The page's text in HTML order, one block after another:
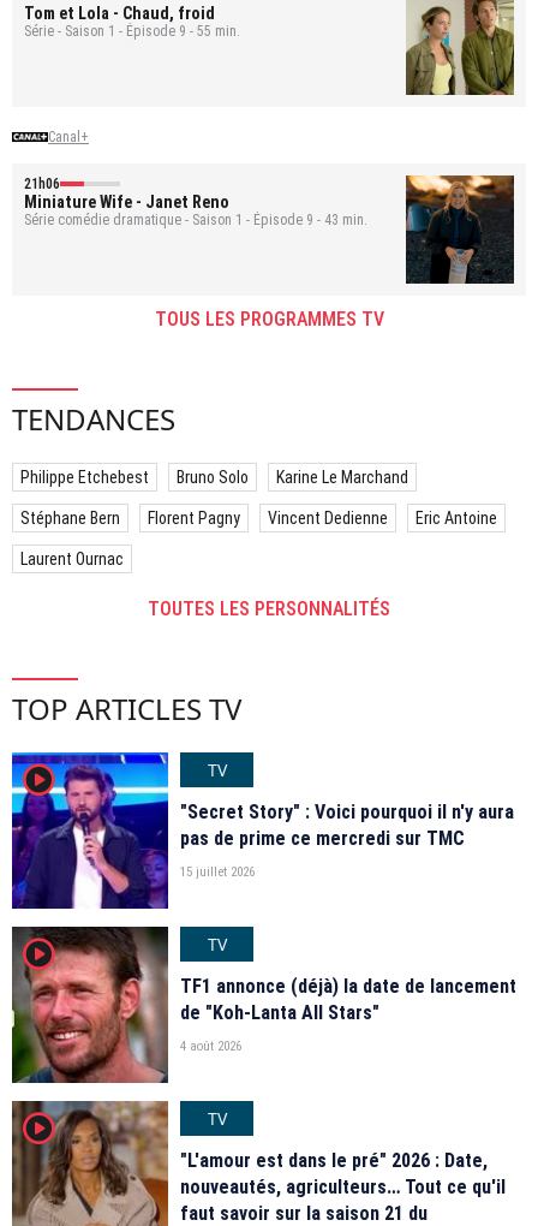
Tom et Lola - Chaud, froid
Série - Saison 1 - Épisode 9 - 55 min.
Canal+
21h06
Miniature Wife - Janet Reno
Série comédie dramatique - Saison 1 - Épisode 9 - 43 min.
TOUS LES PROGRAMMES TV
TENDANCES
Philippe Etchebest Bruno Solo Karine Le Marchand
Stéphane Bern Florent Pagny Vincent Dedienne Eric Antoine
Laurent Ournac
TOUTES LES PERSONNALITÉS
TOP ARTICLES TV
player2
TV
"Secret Story" : Voici pourquoi il n'y aura
pas de prime ce mercredi sur TMC
15 juillet 2026
player2
TV
TF1 annonce (déjà) la date de lancement
de "Koh-Lanta All Stars"
4 août 2026
player2
TV
"L'amour est dans le pré" 2026 : Date,
nouveautés, agriculteurs… Tout ce qu'il
faut savoir sur la saison 21 du